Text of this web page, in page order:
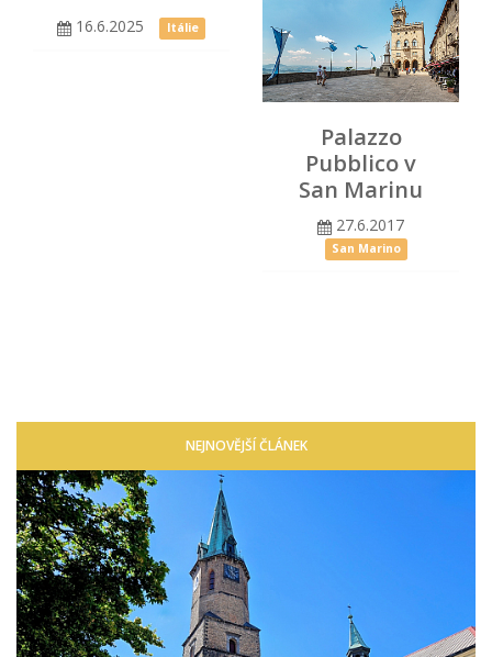
16.6.2025 Itálie
Palazzo
Pubblico v
San Marinu
27.6.2017
San Marino
NEJNOVĚJŠÍ ČLÁNEK